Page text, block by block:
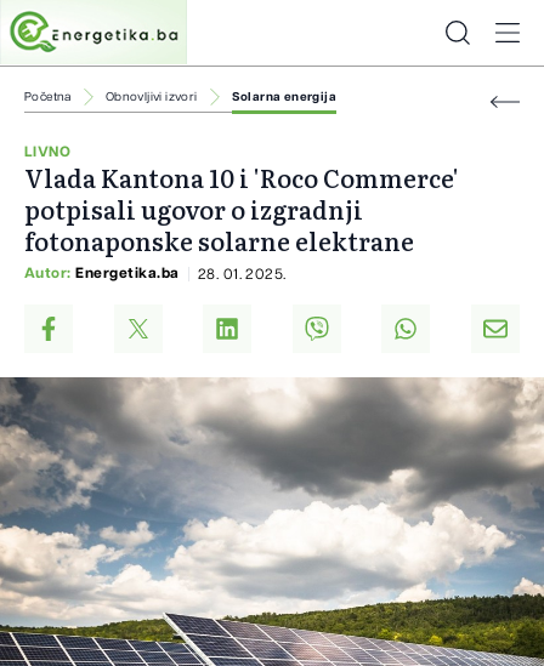
Početna Obnovljivi izvori Solarna energija
LIVNO
Vlada Kantona 10 i 'Roco Commerce'
potpisali ugovor o izgradnji
fotonaponske solarne elektrane
Autor: Energetika.ba 28. 01. 2025.